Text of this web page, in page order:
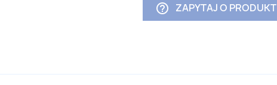
help_outline ZAPYTAJ O PRODUKT